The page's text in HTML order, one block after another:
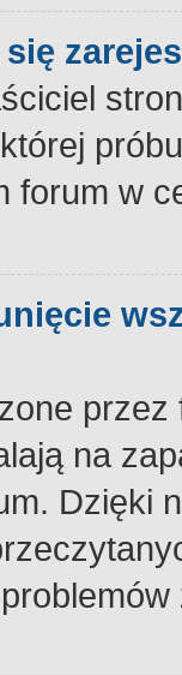
forum w
na
Dzięki